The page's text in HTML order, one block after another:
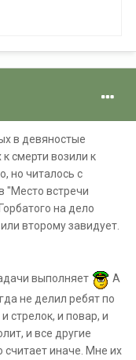
в девяностые
смерти возили к
но читалось с
"Место встречи
на дело
второму завидует.
выполняет
А
не делил ребят по
стрелок, и повар, и
и все другие
считает иначе. Мне их